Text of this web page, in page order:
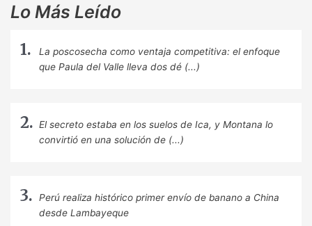
Lo Más Leído
La poscosecha como ventaja competitiva: el enfoque
que Paula del Valle lleva dos dé (...)
El secreto estaba en los suelos de Ica, y Montana lo
convirtió en una solución de (...)
Perú realiza histórico primer envío de banano a China
desde Lambayeque